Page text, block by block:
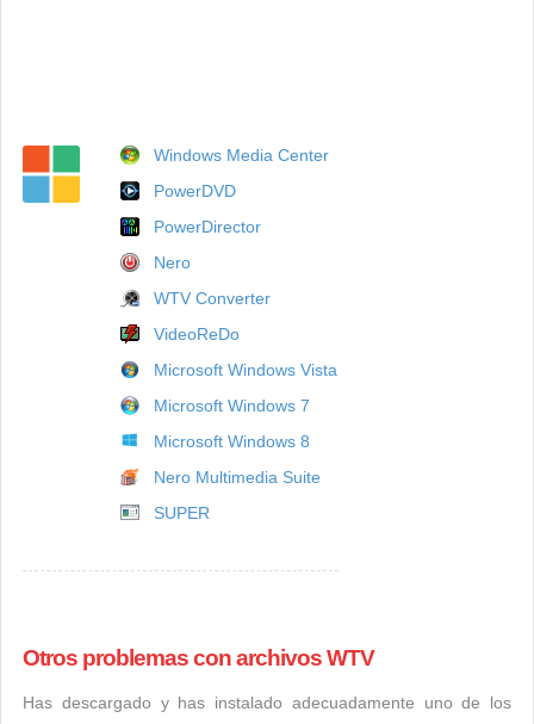
Windows Media Center
PowerDVD
PowerDirector
Nero
WTV Converter
VideoReDo
Microsoft Windows Vista
Microsoft Windows 7
Microsoft Windows 8
Nero Multimedia Suite
SUPER
Otros problemas con archivos WTV
Has descargado y has instalado adecuadamente uno de los